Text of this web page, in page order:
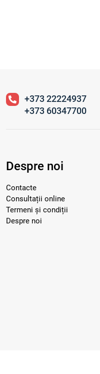
+373 22224937
+373 60347700
Despre noi
Contacte
Consultații online
Termeni și condiții
Despre noi